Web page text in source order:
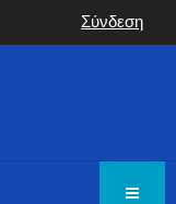
Σύνδεση